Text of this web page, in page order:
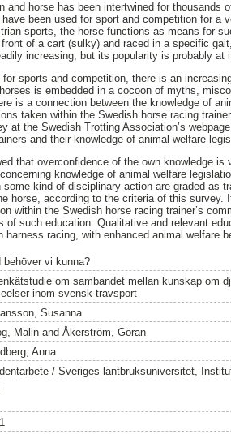
and horse has been intertwined for thousands
been used for sport and competition for a
sports, the horse functions as means for
of a cart (sulky) and raced in a specific
increasing, but its popularity is probably at
sports and competition, there is an
is embedded in a cocoon of myths,
is a connection between the knowledge of
taken within the Swedish horse racing
at the Swedish Trotting Association’s
and their knowledge of animal welfare
that overconfidence of the own knowledge
knowledge of animal welfare
kind of disciplinary action are graded as
horse, according to the criteria of this
within the Swedish horse racing trainer’s
of such education. Qualitative and relevant
racing, with enhanced animal welfare
behöver vi kunna?
om sambandet mellan kunskap om
inom svensk travsport
Susanna
Malinand Åkerström, Göran
Anna
/ Sveriges lantbruksuniversitet,